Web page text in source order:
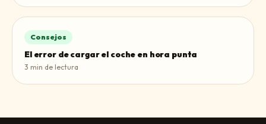
Consejos
El error de cargar el coche en hora punta
3 min de lectura